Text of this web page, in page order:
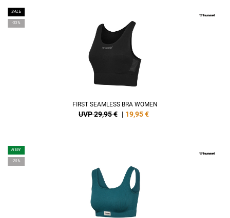
SALE
-33%
FIRST SEAMLESS BRA WOMEN
UVP 29,95 € | 19,95€
NEW
-20%